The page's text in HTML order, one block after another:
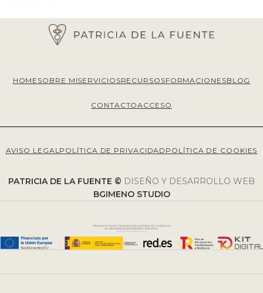
HOME SOBRE MISERVICIOSRECURSOSFORMACIONESBLOG
CONTACTOACCESO
AVISO LEGALPOLÍTICA DE PRIVACIDAD POLÍTICA DE COOKIES
PATRICIA DE LA FUENTE © DISEÑO Y DESARROLLO WEB
BGIMENO STUDIO